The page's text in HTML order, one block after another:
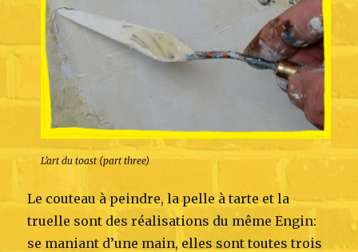
L’art du toast (part three)
Le couteau à peindre, la pelle à tarte et la
truelle sont des réalisations du même Engin:
se maniant d’une main, elles sont toutes trois